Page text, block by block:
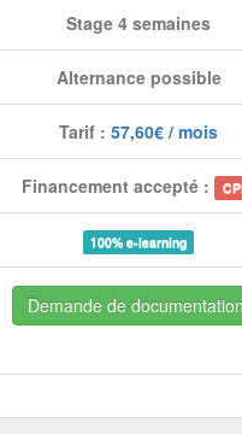
Stage 4 semaines
Alternance possible
Tarif : 57,60€ / mois
Financement accepté :
100% e-learning
Demande de documentation